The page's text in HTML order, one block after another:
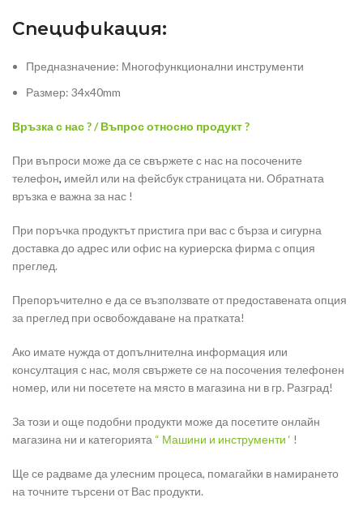
Спецификация:
Предназначение: Многофункционални инструменти
Размер: 34x40mm
Връзка с нас ? / Въпрос относно продукт ?
При въпроси може да се свържете с нас на посочените
телефон, имейл или на фейсбук страницата ни. Обратната
връзка е важна за нас !
При поръчка продуктът пристига при вас с бърза и сигурна
доставка до адрес или офис на куриерска фирма с опция
преглед.
Препоръчително е да се възползвате от предоставената опция
за преглед при освобождаване на пратката!
Ако имате нужда от допълнителна информация или
консултация с нас, моля свържете се на посочения телефонен
номер, или ни посетете на място в магазина ни в гр. Разград!
За този и още подобни продукти може да посетите онлайн
магазина ни и категорията “ Машини и инструменти ‘ !
Ще се радваме да улесним процеса, помагайки в намирането
на точните търсени от Вас продукти.